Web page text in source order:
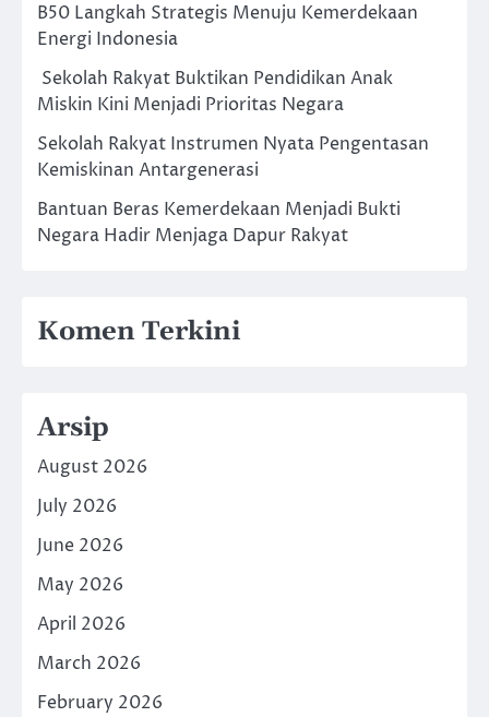
B50 Langkah Strategis Menuju Kemerdekaan
Energi Indonesia
Sekolah Rakyat Buktikan Pendidikan Anak
Miskin Kini Menjadi Prioritas Negara
Sekolah Rakyat Instrumen Nyata Pengentasan
Kemiskinan Antargenerasi
Bantuan Beras Kemerdekaan Menjadi Bukti
Negara Hadir Menjaga Dapur Rakyat
Komen Terkini
Arsip
August 2026
July 2026
June 2026
May 2026
April 2026
March 2026
February 2026